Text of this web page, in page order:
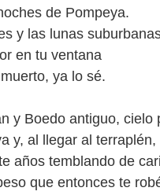
de Pompeya.
y las lunas
en tu ventana
ya lo sé.
y Boedo antiguo, cielo
y, al llegar al terraplén,
años temblando de
que entonces te